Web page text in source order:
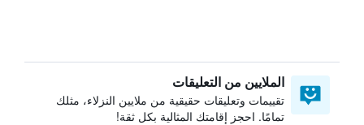
الملايين من التعليقات
تقييمات وتعليقات حقيقية من ملايين النزلاء، مثلك
تمامًا. احجز إقامتك المثالية بكل ثقة!